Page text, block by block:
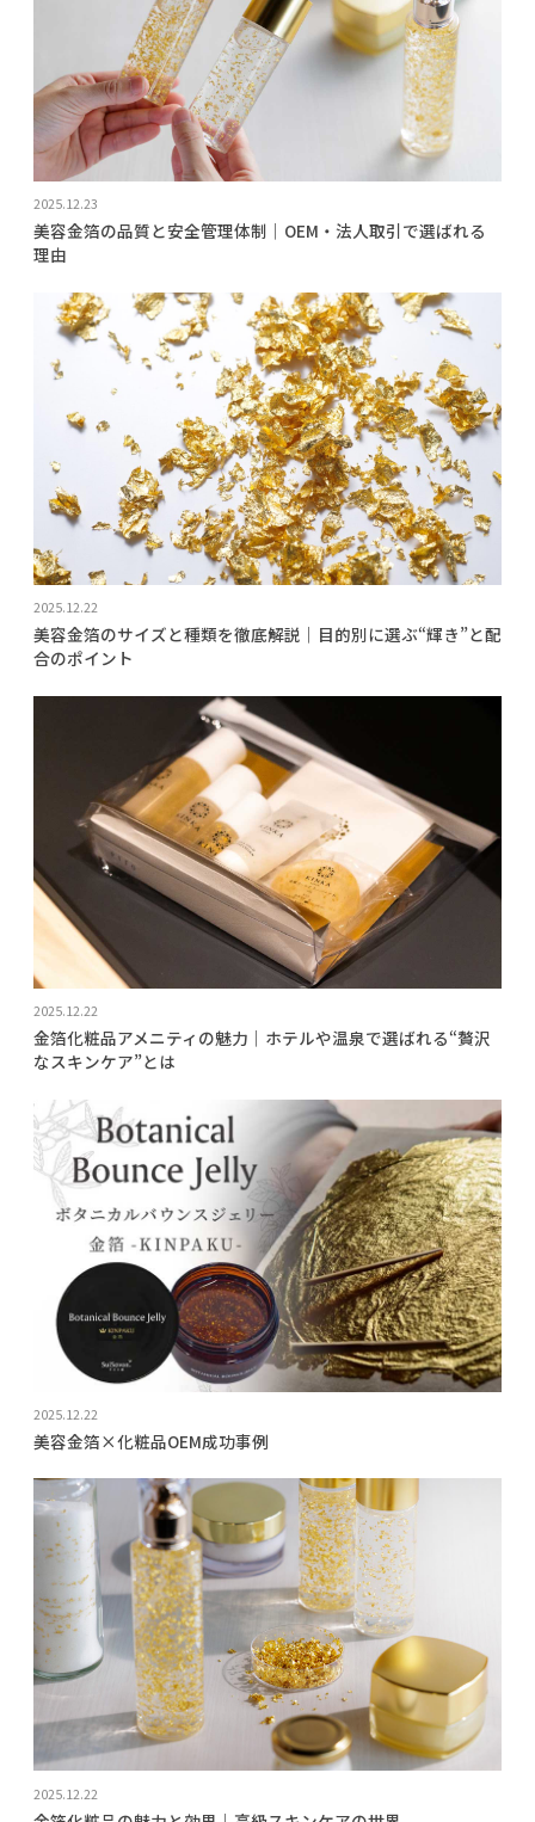
2025.12.23
美容金箔の品質と安全管理体制｜OEM・法人取引で選ばれる
理由
2025.12.22
美容金箔のサイズと種類を徹底解説｜目的別に選ぶ“輝き”と配
合のポイント
2025.12.22
金箔化粧品アメニティの魅力｜ホテルや温泉で選ばれる“贅沢
なスキンケア”とは
2025.12.22
美容金箔×化粧品OEM成功事例
2025.12.22